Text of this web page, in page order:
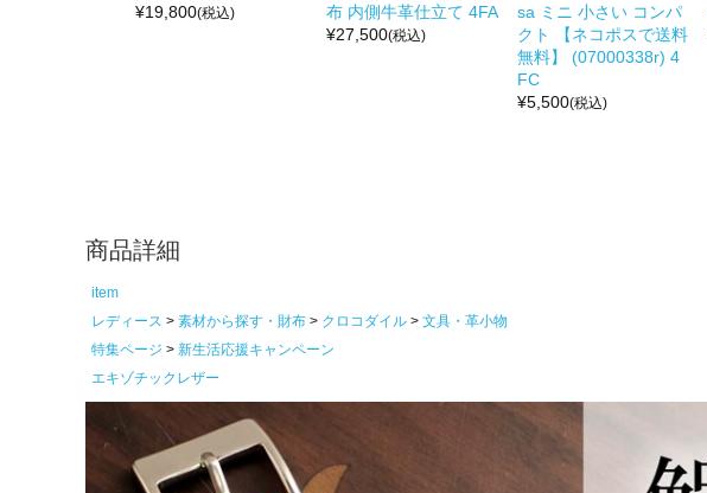
¥19,800(税込)
布 内側牛革仕立て 4FA
¥27,500(税込)
sa ミニ 小さい コンパ
クト 【ネコポスで送料
無料】 (07000338r) 4
FC
¥5,500(税込)
商品詳細
item
レディース
素材から探す・財布 クロコダイル
文具・革小物
特集ページ
新生活応援キャンペーン
エキゾチックレザー